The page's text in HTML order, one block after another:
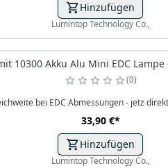
Hinzufügen
Lumintop Technology Co.,
10300 Akku Alu Mini EDC
0
bei EDC Abmessungen - jetz
33,90 €*
Hinzufügen
Lumintop Technology Co.,